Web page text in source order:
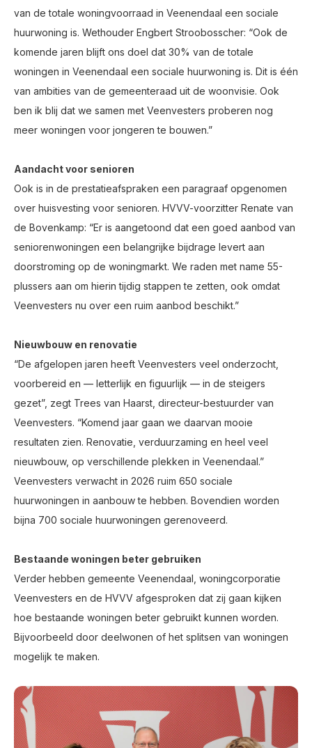
van de totale woningvoorraad in Veenendaal een sociale
huurwoning is. Wethouder Engbert Stroobosscher: “Ook de
komende jaren blijft ons doel dat 30% van de totale
woningen in Veenendaal een sociale huurwoning is. Dit is één
van ambities van de gemeenteraad uit de woonvisie. Ook
ben ik blij dat we samen met Veenvesters proberen nog
meer woningen voor jongeren te bouwen.”
Aandacht voor senioren
Ook is in de prestatieafspraken een paragraaf opgenomen
over huisvesting voor senioren. HVVV-voorzitter Renate van
de Bovenkamp: “Er is aangetoond dat een goed aanbod van
seniorenwoningen een belangrijke bijdrage levert aan
doorstroming op de woningmarkt. We raden met name 55-
plussers aan om hierin tijdig stappen te zetten, ook omdat
Veenvesters nu over een ruim aanbod beschikt.”
Nieuwbouw en renovatie
“De afgelopen jaren heeft Veenvesters veel onderzocht,
voorbereid en — letterlijk en figuurlijk — in de steigers
gezet”, zegt Trees van Haarst, directeur-bestuurder van
Veenvesters. “Komend jaar gaan we daarvan mooie
resultaten zien. Renovatie, verduurzaming en heel veel
nieuwbouw, op verschillende plekken in Veenendaal.”
Veenvesters verwacht in 2026 ruim 650 sociale
huurwoningen in aanbouw te hebben. Bovendien worden
bijna 700 sociale huurwoningen gerenoveerd.
Bestaande woningen beter gebruiken
Verder hebben gemeente Veenendaal, woningcorporatie
Veenvesters en de HVVV afgesproken dat zij gaan kijken
hoe bestaande woningen beter gebruikt kunnen worden.
Bijvoorbeeld door deelwonen of het splitsen van woningen
mogelijk te maken.